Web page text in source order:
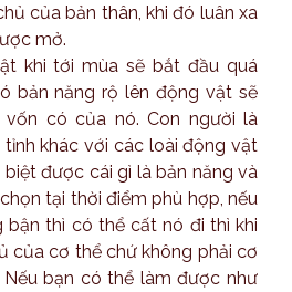
của bản thân, khi đó luân xa
mở.
khi tới mùa sẽ bắt đầu quá
bản năng rộ lên động vật sẽ
có của nó. Con người là
khác với các loài động vật
được cái gì là bản năng và
tại thời điểm phù hợp, nếu
thì có thể cất nó đi thì khi
của cơ thể chứ không phải cơ
bạn có thể làm được như